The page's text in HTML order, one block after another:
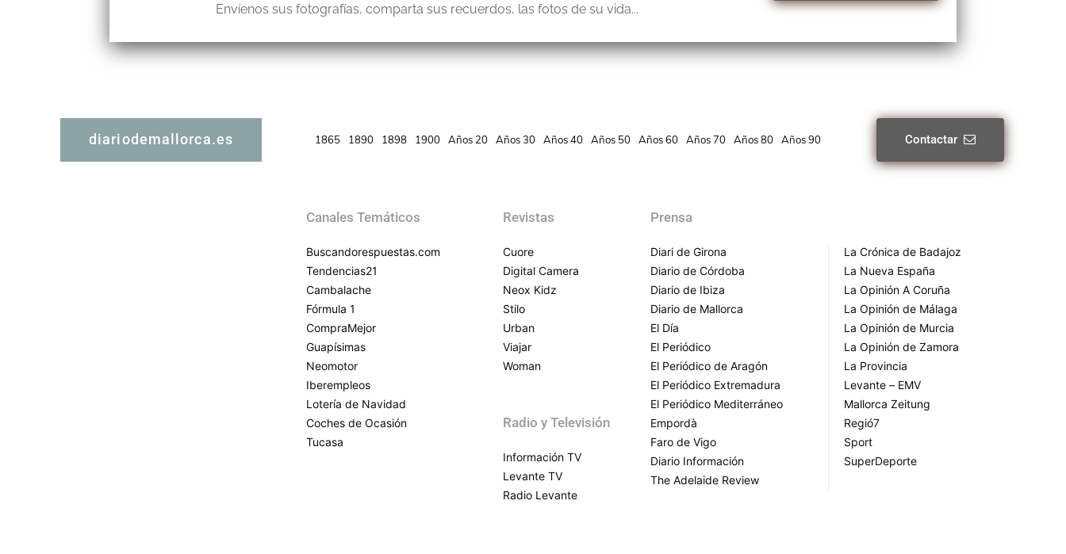
Envíenos sus fotografías, comparta sus recuerdos, las fotos de su vida...
diariodemallorca.es 1865 1890 1898 1900 Años 20 Años 30 Años 40 Años 50 Años 60 Años 70 Años 80 Años 90 Contactar
Canales Temáticos
Buscandorespuestas.com
Tendencias21
Cambalache
Fórmula 1
CompraMejor
Guapísimas
Neomotor
Iberempleos
Lotería de Navidad
Coches de Ocasión
Tucasa
Revistas
Cuore
Digital Camera
Neox Kidz
Stilo
Urban
Viajar
Woman
Radio y Televisión
Información TV
Levante TV
Radio Levante
Prensa
Diari de Girona
Diario de Córdoba
Diario de Ibiza
Diario de Mallorca
El Día
El Periódico
El Periódico de Aragón
El Periódico Extremadura
El Periódico Mediterráneo
Empordà
Faro de Vigo
Diario Información
The Adelaide Review
La Crónica de Badajoz
La Nueva España
La Opinión A Coruña
La Opinión de Málaga
La Opinión de Murcia
La Opinión de Zamora
La Provincia
Levante – EMV
Mallorca Zeitung
Regió7
Sport
SuperDeporte